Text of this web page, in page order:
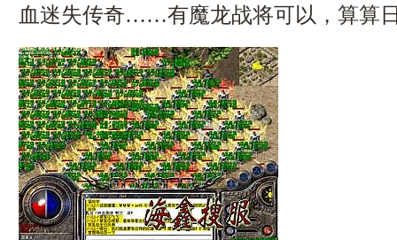
血迷失传奇……有魔龙战将可以，算算